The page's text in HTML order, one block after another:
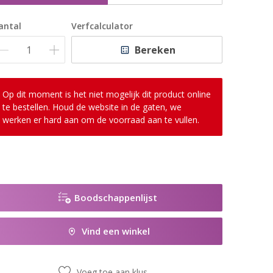
Verfcalculator
Bereken
Op dit moment is het niet mogelijk dit product online
te bestellen. Houd de website in de gaten, we
werken er hard aan om de voorraad aan te vullen.
Boodschappenlijst
Vind een winkel